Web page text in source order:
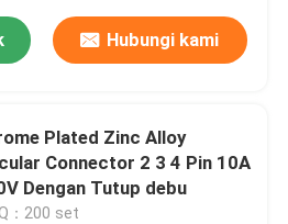
Hubungi kami
Plated Zinc Alloy
Connector 2 3 4 Pin 10A
Dengan Tutup debu
：200 set